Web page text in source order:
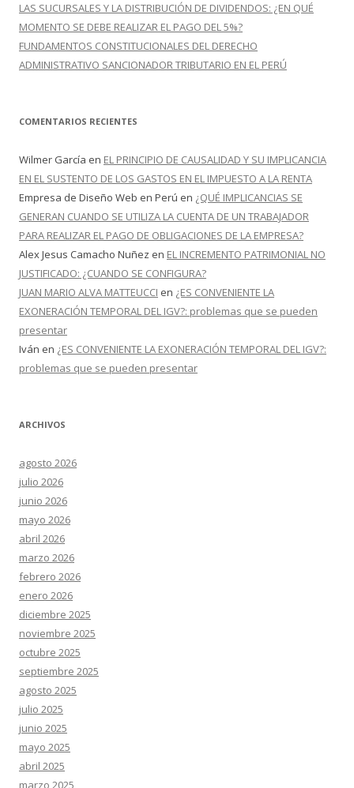
LAS SUCURSALES Y LA DISTRIBUCIÓN DE DIVIDENDOS: ¿EN QUÉ
MOMENTO SE DEBE REALIZAR EL PAGO DEL 5%?
FUNDAMENTOS CONSTITUCIONALES DEL DERECHO
ADMINISTRATIVO SANCIONADOR TRIBUTARIO EN EL PERÚ
COMENTARIOS RECIENTES
Wilmer García en EL PRINCIPIO DE CAUSALIDAD Y SU IMPLICANCIA
EN EL SUSTENTO DE LOS GASTOS EN EL IMPUESTO A LA RENTA
Empresa de Diseño Web en Perú en ¿QUÉ IMPLICANCIAS SE
GENERAN CUANDO SE UTILIZA LA CUENTA DE UN TRABAJADOR
PARA REALIZAR EL PAGO DE OBLIGACIONES DE LA EMPRESA?
Alex Jesus Camacho Nuñez en EL INCREMENTO PATRIMONIAL NO
JUSTIFICADO: ¿CUANDO SE CONFIGURA?
JUAN MARIO ALVA MATTEUCCI en ¿ES CONVENIENTE LA
EXONERACIÓN TEMPORAL DEL IGV?: problemas que se pueden
presentar
Iván en ¿ES CONVENIENTE LA EXONERACIÓN TEMPORAL DEL IGV?:
problemas que se pueden presentar
ARCHIVOS
agosto 2026
julio 2026
junio 2026
mayo 2026
abril 2026
marzo 2026
febrero 2026
enero 2026
diciembre 2025
noviembre 2025
octubre 2025
septiembre 2025
agosto 2025
julio 2025
junio 2025
mayo 2025
abril 2025
marzo 2025